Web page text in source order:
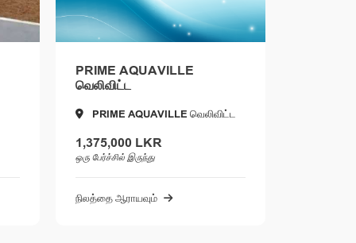
PRIME AQUAVILLE
வெலிவிட்ட
PRIME AQUAVILLE வெலிவிட்ட
1,375,000 LKR
ஒரு பேர்ச்சில் இருந்து
நிலத்தை ஆராயவும்